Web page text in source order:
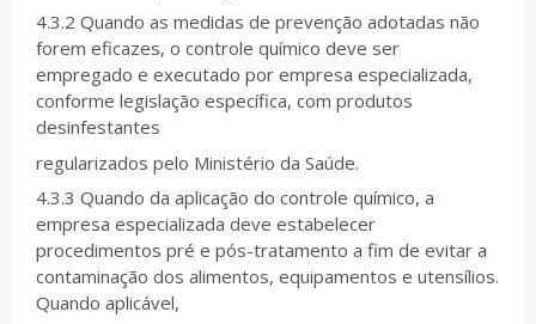
4.3.2 Quando as medidas de prevenção adotadas não
forem eficazes, o controle químico deve ser
empregado e executado por empresa especializada,
conforme legislação específica, com produtos
desinfestantes
regularizados pelo Ministério da Saúde.
4.3.3 Quando da aplicação do controle químico, a
empresa especializada deve estabelecer
procedimentos pré e pós-tratamento a fim de evitar a
contaminação dos alimentos, equipamentos e utensílios.
Quando aplicável,